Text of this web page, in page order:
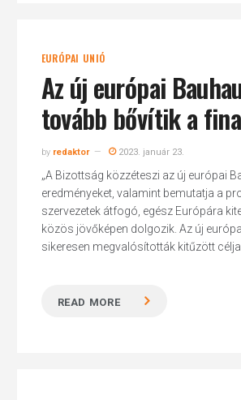
EURÓPAI UNIÓ
Az új európai
tovább bővítik a
by redaktor 2023. január 23.
„A Bizottság közzéteszi az új európai
eredményeket, valamint bemutatja a
szervezetek átfogó, egész Európára
közös jövőképen dolgozik. Az új
sikeresen megvalósították kitűzött
READ MORE